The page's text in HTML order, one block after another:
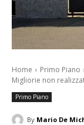
Home Primo Piano
Migliorie non
Primo Piano
By Mario De